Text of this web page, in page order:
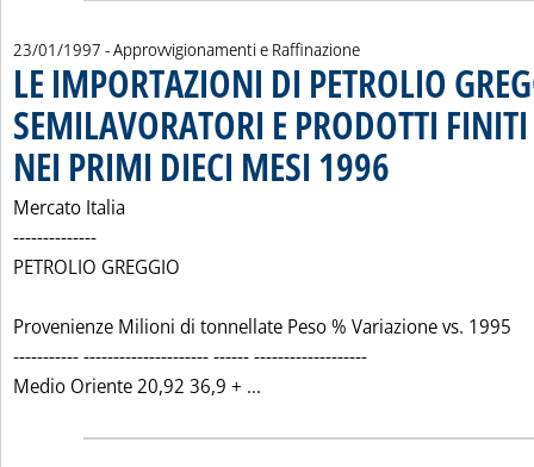
23/01/1997 - Approvvigionamenti e Raffinazione
LE IMPORTAZIONI DI PETROLIO
SEMILAVORATORI E PRODOTTI
NEI PRIMI DIECI MESI 1996
Mercato Italia
--------------
PETROLIO GREGGIO
Provenienze Milioni di tonnellate Peso % Variazione vs. 1995
----------- --------------------- ------ -------------------
Medio Oriente 20,92 36,9 + ...